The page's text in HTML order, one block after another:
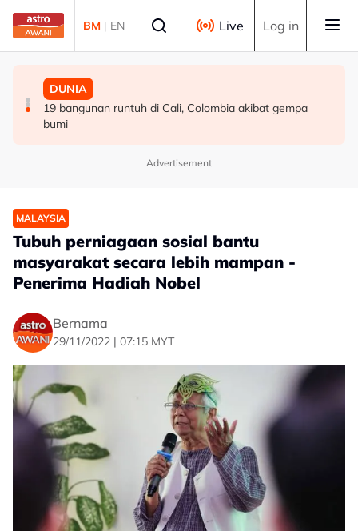
Skip to main content
BM | EN Live Log in
MALAYSIA
Silibus teknologi angkasa dalam TVET mampu pacu
tenaga mahir negara - MYSA
MALAYSIA
Ikatan gesa majikan utamakan kesihatan mental di
tempat kerja
DUNIA
19 bangunan runtuh di Cali, Colombia akibat gempa
bumi
Advertisement
MALAYSIA
Tubuh perniagaan sosial bantu
masyarakat secara lebih mampan -
Penerima Hadiah Nobel
Bernama
29/11/2022 | 07:15 MYT